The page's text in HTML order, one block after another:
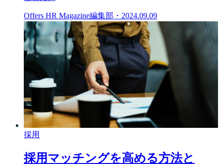
Offers HR Magazine編集部 ・ 2024.09.09
採用
採用マッチングを高める方法と